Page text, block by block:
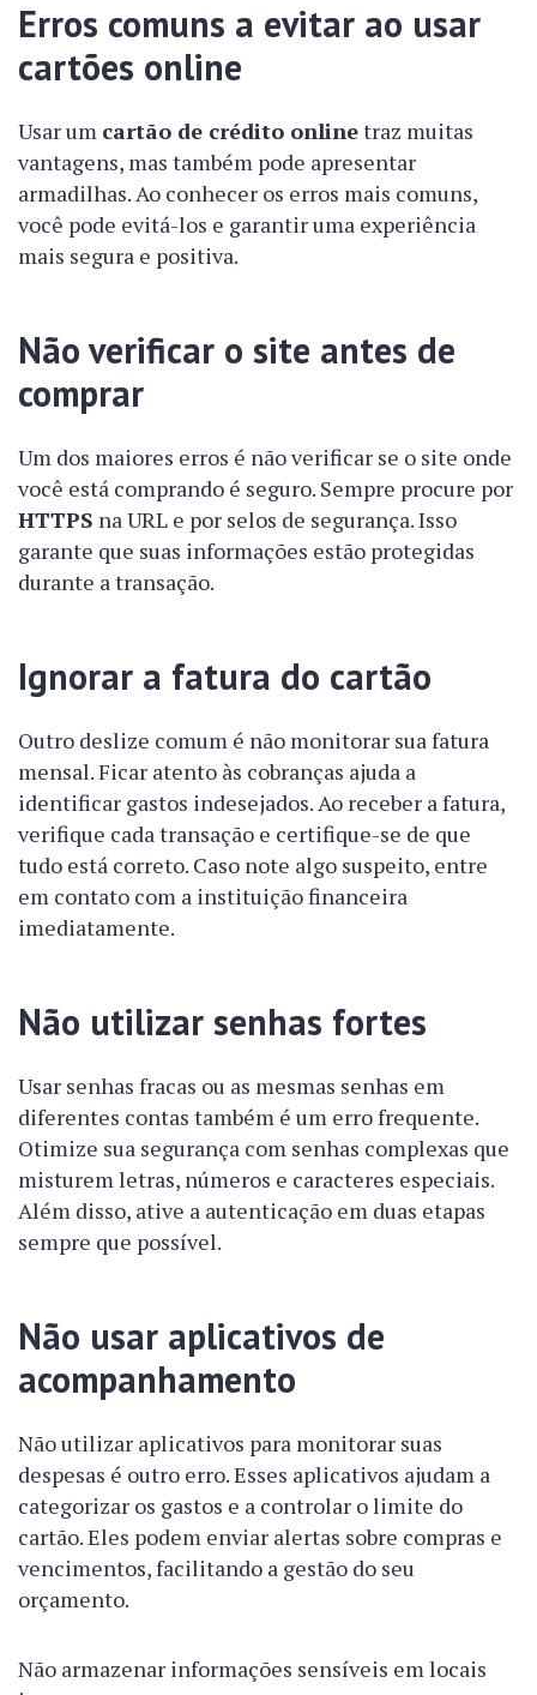
Erros comuns a evitar ao usar
cartões online
Usar um cartão de crédito onlinetraz muitas
vantagens, mas também pode apresentar
armadilhas. Ao conhecer os erros mais comuns,
você pode evitá-los e garantir uma experiência
mais segura e positiva.
Não verificar o site antes de
comprar
Um dos maiores erros é não verificar se o site onde
você está comprando é seguro. Sempre procure por
HTTPS na URL e por selos de segurança. Isso
garante que suas informações estão protegidas
durante a transação.
Ignorar a fatura do cartão
Outro deslize comum é não monitorar sua fatura
mensal. Ficar atento às cobranças ajuda a
identificar gastos indesejados. Ao receber a fatura,
verifique cada transação e certifique-se de que
tudo está correto. Caso note algo suspeito, entre
em contato com a instituição financeira
imediatamente.
Não utilizar senhas fortes
Usar senhas fracas ou as mesmas senhas em
diferentes contas também é um erro frequente.
Otimize sua segurança com senhas complexas que
misturem letras, números e caracteres especiais.
Além disso, ative a autenticação em duas etapas
sempre que possível.
Não usar aplicativos de
acompanhamento
Não utilizar aplicativos para monitorar suas
despesas é outro erro. Esses aplicativos ajudam a
categorizar os gastos e a controlar o limite do
cartão. Eles podem enviar alertas sobre compras e
vencimentos, facilitando a gestão do seu
orçamento.
Não armazenar informações sensíveis em locais